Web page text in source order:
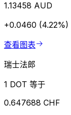
1.13458 AUD
+0.0460 (4.22%)
查看图表
瑞士法郎
1 DOT 等于
0.647688 CHF